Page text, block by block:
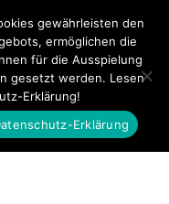
gewährleisten den
ermöglichen die
für die Ausspielung
gesetzt werden. Lesen
Erklärung!
Erklärung